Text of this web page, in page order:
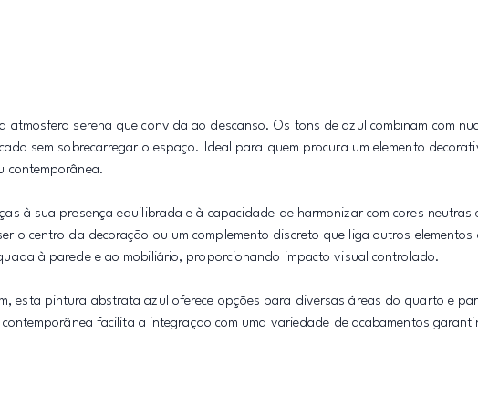
serena que convida ao descanso. Os tons de azul combinam com
sem sobrecarregar o espaço. Ideal para quem procura um elemento
contemporânea.
à sua presença equilibrada e à capacidade de harmonizar com cores neutras
o centro da decoração ou um complemento discreto que liga outros elementos
à parede e ao mobiliário, proporcionando impacto visual controlado.
esta pintura abstrata azul oferece opções para diversas áreas do quarto e
facilita a integração com uma variedade de acabamentos